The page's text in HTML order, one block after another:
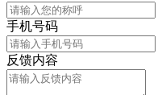
手机号码
反馈内容